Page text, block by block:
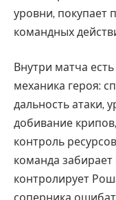
уровни, покупает
командных
Внутри матча
механика героя:
дальность атаки,
добивание
контроль
команда
контролирует